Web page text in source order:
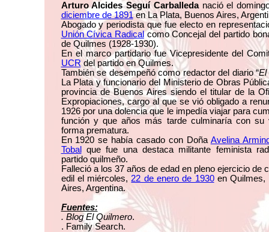
Arturo Alcides Seguí Carballedanació el
diciembre de 1891en La Plata, Buenos Aires,
Abogado y periodista que fue electo en
Unión Cívica Radicalcomo Concejal del partido
de Quilmes (1928-1930).
En el marco partidario fue Vicepresidente del
UCR del partido en Quilmes.
También se desempeñó como redactor del diario “El
La Plata y funcionario del Ministerio de Obras
provincia de Buenos Aires siendo el titular de la
Expropiaciones, cargo al que se vió obligado a
1926 por una dolencia que le impedía viajar para
función y que años más tarde culminaría con su
forma prematura.
En 1920 se había casado con Doña Avelina
Tobal
que fue una destaca militante feminista
partido quilmeño.
Falleció a los 37 años de edad en pleno ejercicio de
edil el miércoles, 22 de enero de 1930en Quilmes,
Aires, Argentina.
Fuentes:
. Blog El Quilmero.
. Family Search.